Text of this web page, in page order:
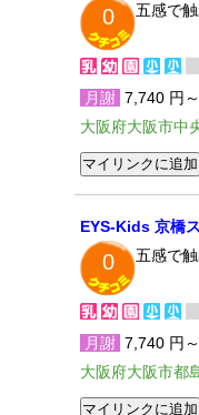
0 五感で
月謝 7,740 円～
大阪府大阪市中
EYS-Kids 京橋
0 五感で
月謝 7,740 円～
大阪府大阪市都